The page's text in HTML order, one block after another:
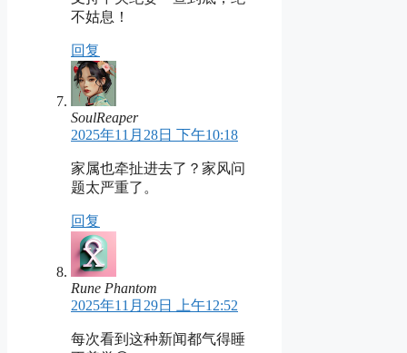
不姑息！
回复
SoulReaper
2025年11月28日 下午10:18
家属也牵扯进去了？家风问
题太严重了。
回复
Rune Phantom
2025年11月29日 上午12:52
每次看到这种新闻都气得睡